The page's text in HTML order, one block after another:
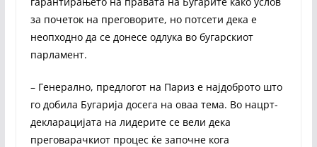
за почеток на преговорите, но потсети дека е
неопходно да се донесе одлука во бугарскиот
парламент.
– Генерално, предлогот на Париз е најдоброто што
го добила Бугарија досега на оваа тема. Во нацрт-
декларацијата на лидерите се вели дека
преговарачкиот процес ќе започне кога